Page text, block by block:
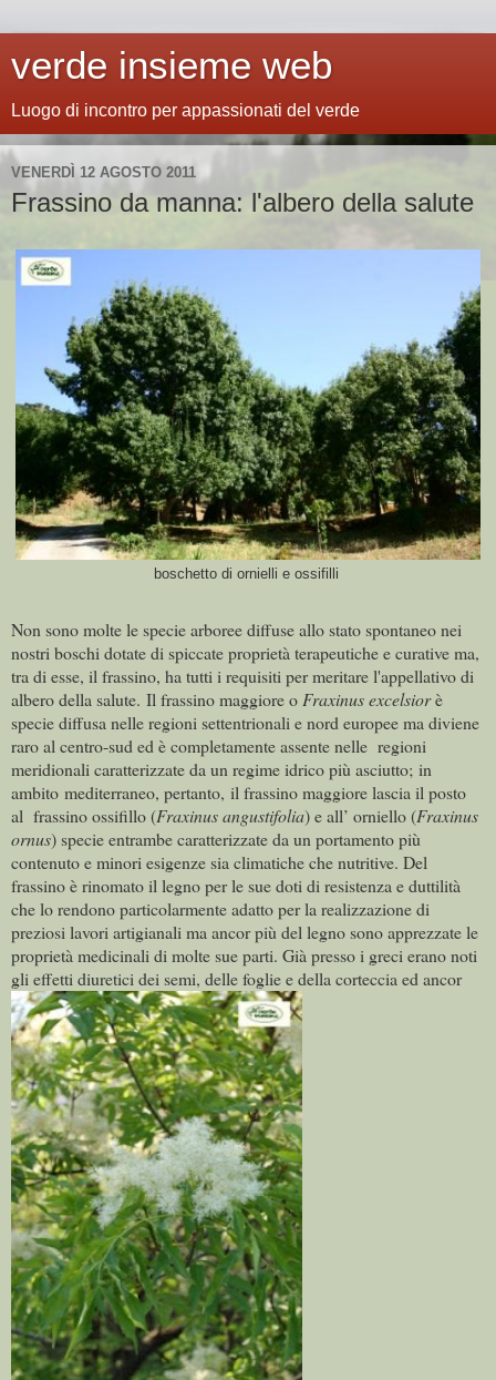
verde insieme web
Luogo di incontro per appassionati del verde
VENERDÌ 12 AGOSTO 2011
Frassino da manna: l'albero della salute
boschetto di ornielli e ossifilli
Non sono molte le specie arboree diffuse allo stato spontaneo nei
nostri boschi dotate di spiccate proprietà terapeutiche e curative ma,
tra di esse, il frassino, ha tutti i requisiti per meritare l'appellativo di
albero della salute. Il frassino maggiore o Fraxinus excelsiorè
specie diffusa nelle regioni settentrionali e nord europee ma diviene
raro al centro-sud ed è completamente assente nelle regioni
meridionali caratterizzate da un regime idrico più asciutto; in
ambito mediterraneo, pertanto, il frassino maggiore lascia il posto
al frassino ossifillo (Fraxinus angustifolia) e all’ orniello (Fraxinus
ornus) specie entrambe caratterizzate da un portamento più
contenuto e minori esigenze sia climatiche che nutritive. Del
frassino è rinomato il legno per le sue doti di resistenza e duttilità
che lo rendono particolarmente adatto per la realizzazione di
preziosi lavori artigianali ma ancor più del legno sono apprezzate le
proprietà medicinali di molte sue parti. Già presso i greci erano noti
gli effetti diuretici dei semi, delle foglie e della corteccia ed ancor